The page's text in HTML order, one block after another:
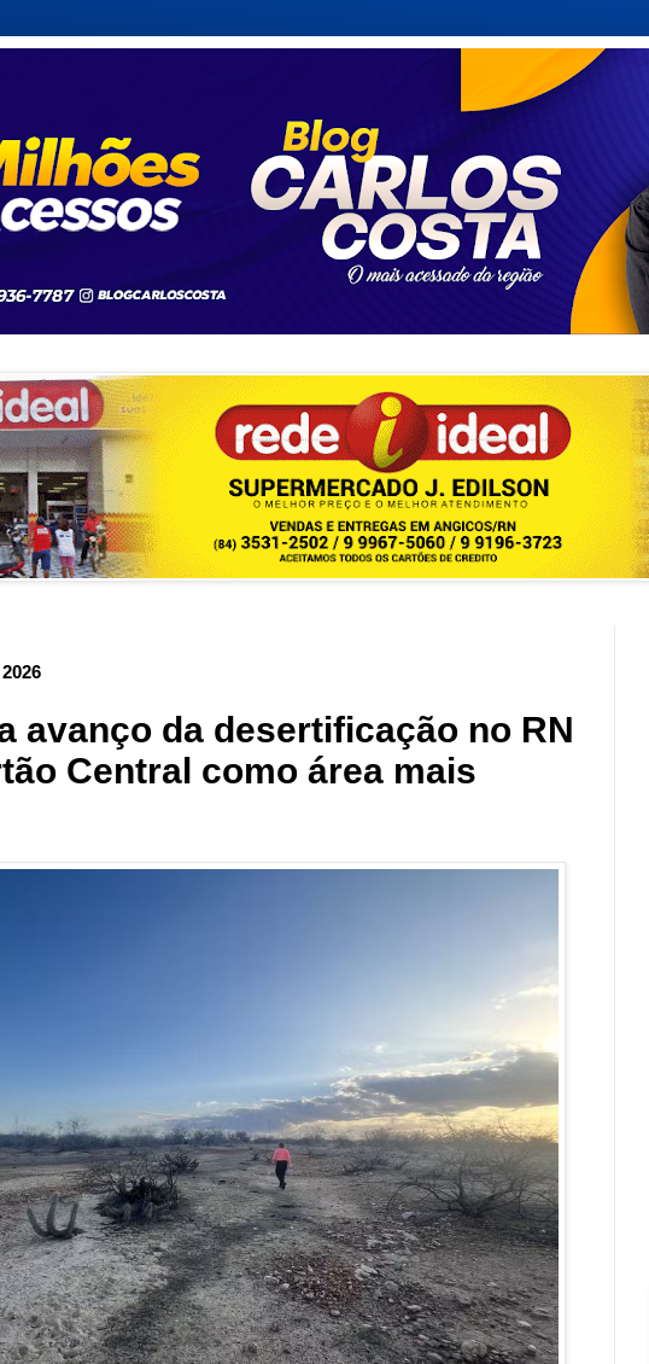
avanço da desertificação no RN
Central como área mais